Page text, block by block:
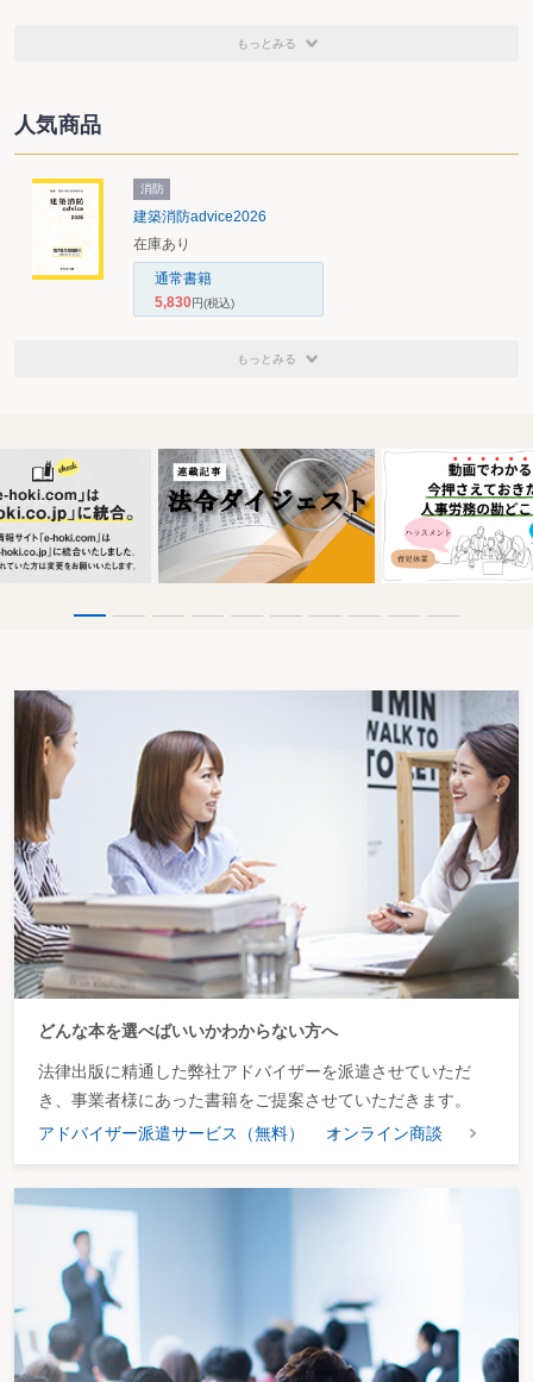
もっとみる
人気商品
消防
建築消防advice2026
在庫あり
通常書籍
5,830円(税込)
もっとみる
どんな本を選べばいいかわからない方へ
法律出版に精通した弊社アドバイザーを派遣させていただ
き、事業者様にあった書籍をご提案させていただきます。
アドバイザー派遣サービス（無料）
オンライン商談